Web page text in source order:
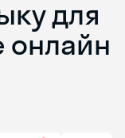
для
онлайн